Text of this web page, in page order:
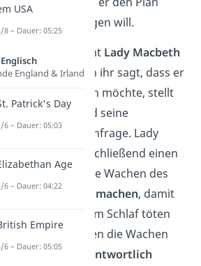
nicht weiterverfolgen will.
Kurz darauf kommt Lady Macbeth
Als Macbeth ihr sagt, dass er
Duncan nicht töten möchte, stellt
sie seinen Mut und seine
infrage. Lady
Macbeth stellt anschließend einen
Plan vor: Sie will die Wachen des
betrunken machen, damit
Macbeth Duncan im Schlaf töten
kann. Danach sollen die Wachen
den Mord verantwortlich
USA
8 – Dauer: 05:25
England & Irland
Patrick's Day
6 – Dauer: 05:03
Age
6 – Dauer: 04:22
Empire
6 – Dauer: 05:05